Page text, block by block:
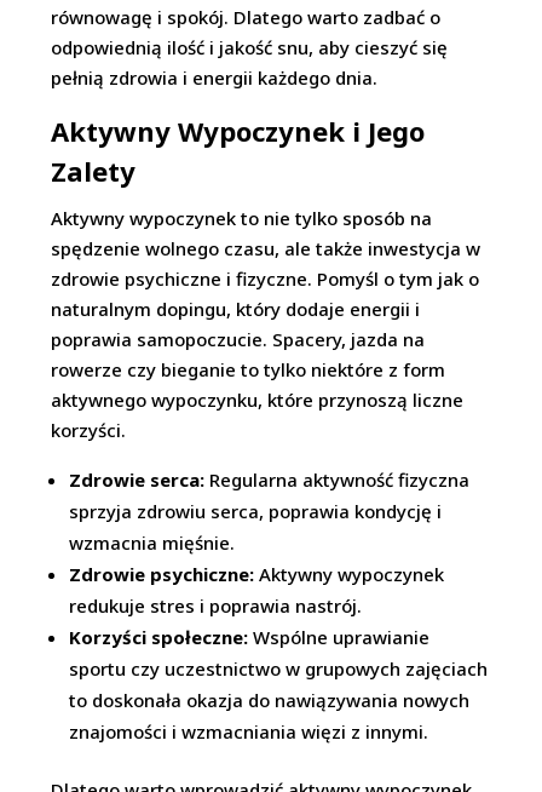
równowagę i spokój. Dlatego warto zadbać o
odpowiednią ilość i jakość snu, aby cieszyć się
pełnią zdrowia i energii każdego dnia.
Aktywny Wypoczynek i Jego
Zalety
Aktywny wypoczynek to nie tylko sposób na
spędzenie wolnego czasu, ale także inwestycja w
zdrowie psychiczne i fizyczne. Pomyśl o tym jak o
naturalnym dopingu, który dodaje energii i
poprawia samopoczucie. Spacery, jazda na
rowerze czy bieganie to tylko niektóre z form
aktywnego wypoczynku, które przynoszą liczne
korzyści.
Zdrowie serca: Regularna aktywność fizyczna
sprzyja zdrowiu serca, poprawia kondycję i
wzmacnia mięśnie.
Zdrowie psychiczne: Aktywny wypoczynek
redukuje stres i poprawia nastrój.
Korzyści społeczne: Wspólne uprawianie
sportu czy uczestnictwo w grupowych zajęciach
to doskonała okazja do nawiązywania nowych
znajomości i wzmacniania więzi z innymi.